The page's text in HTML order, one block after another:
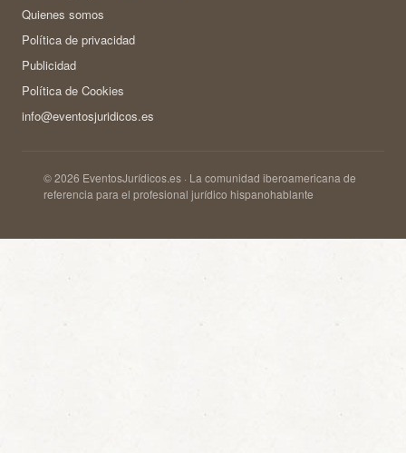
Quienes somos
Política de privacidad
Publicidad
Política de Cookies
info@eventosjuridicos.es
© 2026 EventosJurídicos.es · La comunidad iberoamericana de
referencia para el profesional jurídico hispanohablante